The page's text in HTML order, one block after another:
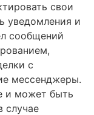
свои
уведомления и
сообщений
с
мессенджеры.
и может быть
случае